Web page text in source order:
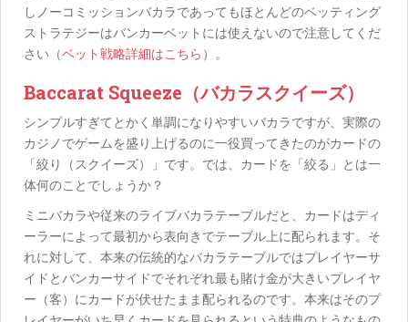
しノーコミッションバカラであってもほとんどのベッティング
ストラテジーはバンカーベットには使えないので注意してくだ
さい（ベット戦略詳細はこちら ）。
Baccarat Squeeze（バカラスクイーズ）
シンプルすぎてとかく単調になりやすいバカラですが、実際の
カジノでゲームを盛り上げるのに一役買ってきたのがカードの
「絞り（スクイーズ）」です。では、カードを「絞る」とは一
体何のことでしょうか？
ミニバカラや従来のライブバカラテーブルだと、カードはディ
ーラーによって最初から表向きでテーブル上に配られます。そ
れに対して、本来の伝統的なバカラテーブルではプレイヤーサ
イドとバンカーサイドでそれぞれ最も賭け金が大きいプレイヤ
ー（客）にカードが伏せたまま配られるのです。本来はそのプ